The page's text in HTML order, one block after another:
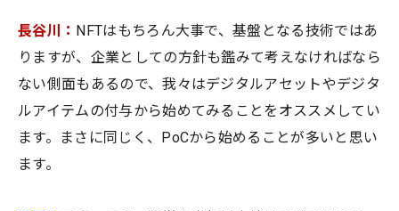
長谷川： NFTはもちろん大事で、基盤となる技術ではあ
りますが、企業としての方針も鑑みて考えなければなら
ない側面もあるので、我々はデジタルアセットやデジタ
ルアイテムの付与から始めてみることをオススメしてい
ます。まさに同じく、PoCから始めることが多いと思い
ます。